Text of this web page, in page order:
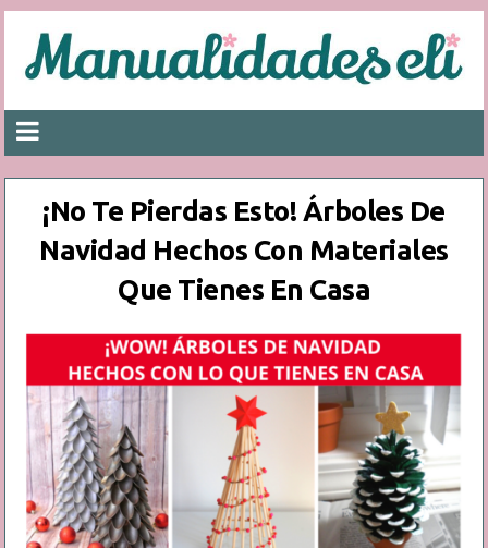
¡No Te Pierdas Esto! Árboles De
Navidad Hechos Con Materiales
Que Tienes En Casa